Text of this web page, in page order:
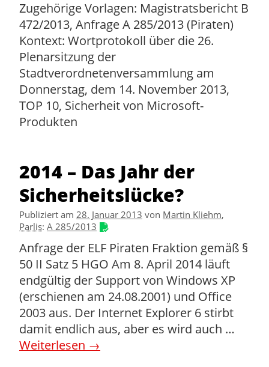
Zugehörige Vorlagen: Magistratsbericht B
472/2013, Anfrage A 285/2013 (Piraten)
Kontext: Wortprotokoll über die 26.
Plenarsitzung der
Stadtverordnetenversammlung am
Donnerstag, dem 14. November 2013,
TOP 10, Sicherheit von Microsoft-
Produkten
2014 – Das Jahr der
Sicherheitslücke?
Publiziert am 28. Januar 2013 von Martin Kliehm,
Parlis: A 285/2013
Anfrage der ELF Piraten Fraktion gemäß §
50 II Satz 5 HGO Am 8. April 2014 läuft
endgültig der Support von Windows XP
(erschienen am 24.08.2001) und Office
2003 aus. Der Internet Explorer 6 stirbt
damit endlich aus, aber es wird auch …
Weiterlesen →